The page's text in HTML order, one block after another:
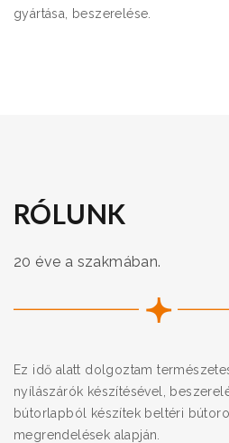
gyártása, beszerelése.
RÓLUNK
20 éve a szakmában.
Ez idő alatt dolgoztam
nyílászárók készítésével,
bútorlapból készítek beltéri
megrendelések alapján.